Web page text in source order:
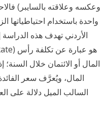
وعكسه وعلاقته بالسايبر)
واحدة باستخدام احتياطياتها
الأردني تهدف هذه
المال أو الائتمان خلال